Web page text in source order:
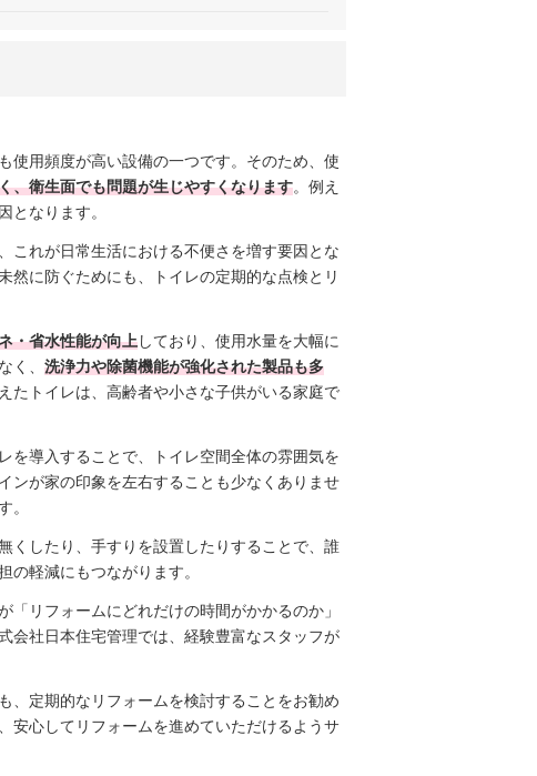
使用頻度が高い設備の一つです。そのため、使
、衛生面でも問題が生じやすくなります。例え
となります。
これが日常生活における不便さを増す要因とな
然に防ぐためにも、トイレの定期的な点検とリ
・省水性能が向上しており、使用水量を大幅に
く、 洗浄力や除菌機能が強化された製品も多
たトイレは、高齢者や小さな子供がいる家庭で
を導入することで、トイレ空間全体の雰囲気を
ンが家の印象を左右することも少なくありませ
。
くしたり、手すりを設置したりすることで、誰
軽減にもつながります。
「リフォームにどれだけの時間がかかるのか」
会社日本住宅管理では、経験豊富なスタッフが
、定期的なリフォームを検討することをお勧め
安心してリフォームを進めていただけるようサ